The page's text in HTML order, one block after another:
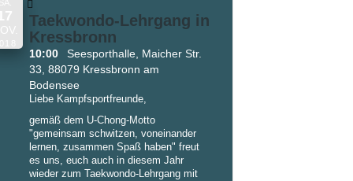
Taekwondo-Lehrgang in
Kressbronn
10:00
Seesporthalle, Maicher Str.
33, 88079 Kressbronn am
Bodensee
Liebe Kampfsportfreunde,
gemäß dem U-Chong-Motto
"gemeinsam schwitzen, voneinander
lernen, zusammen Spaß haben" freut
es uns, euch auch in diesem Jahr
wieder zum Taekwondo-Lehrgang mit